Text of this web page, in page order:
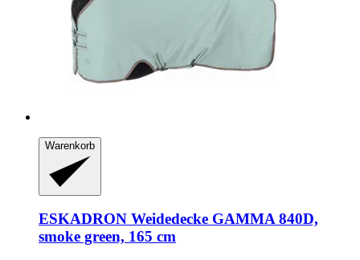
Warenkorb
ESKADRON Weidedecke GAMMA 840D,
smoke green, 165 cm